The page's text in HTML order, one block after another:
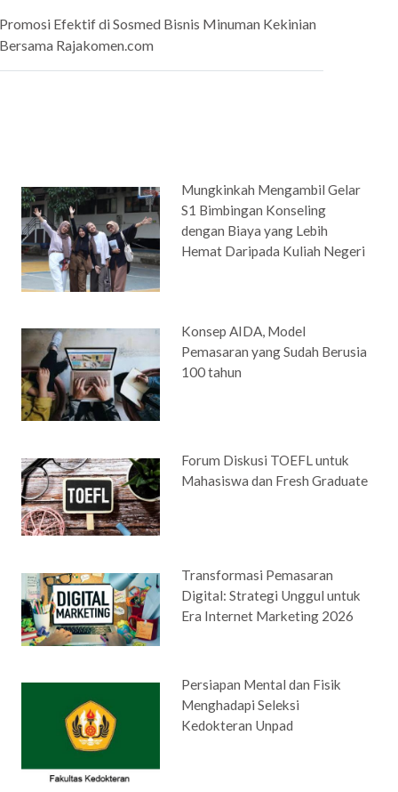
Efektif di Sosmed Bisnis Minuman Kekinian
Rajakomen.com
Mungkinkah Mengambil Gelar
S1 Bimbingan Konseling
dengan Biaya yang Lebih
Hemat Daripada Kuliah Negeri
Konsep AIDA, Model
Pemasaran yang Sudah Berusia
100 tahun
Forum Diskusi TOEFL untuk
Mahasiswa dan Fresh Graduate
Transformasi Pemasaran
Digital: Strategi Unggul untuk
Era Internet Marketing 2026
Persiapan Mental dan Fisik
Menghadapi Seleksi
Kedokteran Unpad